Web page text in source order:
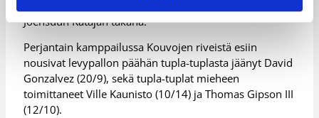
Joensuun Katajan takana.
Perjantain kamppailussa Kouvojen riveistä esiin
nousivat levypallon päähän tupla-tuplasta jäänyt David
Gonzalvez (20/9), sekä tupla-tuplat mieheen
toimittaneet Ville Kaunisto (10/14) ja Thomas Gipson III
(12/10).